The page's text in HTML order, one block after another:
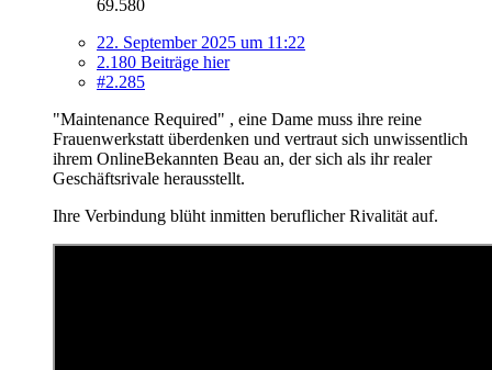
69.580
22. September 2025 um 11:22
2.180 Beiträge hier
#2.285
"Maintenance Required" , eine Dame muss ihre reine
Frauenwerkstatt überdenken und vertraut sich unwissentlich
ihrem OnlineBekannten Beau an, der sich als ihr realer
Geschäftsrivale herausstellt.
Ihre Verbindung blüht inmitten beruflicher Rivalität auf.